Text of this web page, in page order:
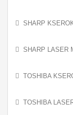
SHARP
SHARP LASER
TOSHIBA
TOSHIBA